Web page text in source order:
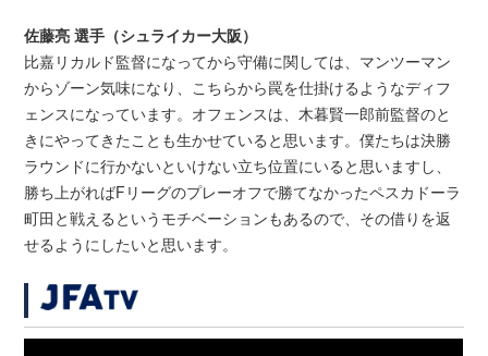
佐藤亮 選手（シュライカー大阪）
比嘉リカルド監督になってから守備に関しては、マンツーマン
からゾーン気味になり、こちらから罠を仕掛けるようなディフ
ェンスになっています。オフェンスは、木暮賢一郎前監督のと
きにやってきたことも生かせていると思います。僕たちは決勝
ラウンドに行かないといけない立ち位置にいると思いますし、
勝ち上がればFリーグのプレーオフで勝てなかったペスカドーラ
町田と戦えるというモチベーションもあるので、その借りを返
せるようにしたいと思います。